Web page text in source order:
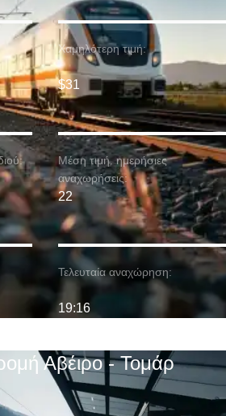
Χαμηλότερη τιμή:
$31
Μέση τιμή. ημερήσιες
αναχωρήσεις:
22
Τελευταία αναχώρηση:
19:16
Αβέιρο - Τομάρ